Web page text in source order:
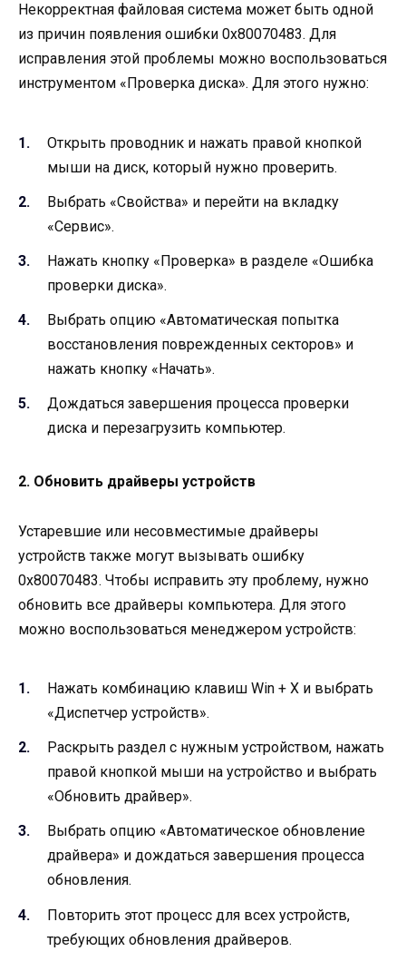
Некорректная файловая система может быть одной
из причин появления ошибки 0x80070483. Для
исправления этой проблемы можно воспользоваться
инструментом «Проверка диска». Для этого нужно:
Открыть проводник и нажать правой кнопкой
мыши на диск, который нужно проверить.
Выбрать «Свойства» и перейти на вкладку
«Сервис».
Нажать кнопку «Проверка» в разделе «Ошибка
проверки диска».
Выбрать опцию «Автоматическая попытка
восстановления поврежденных секторов» и
нажать кнопку «Начать».
Дождаться завершения процесса проверки
диска и перезагрузить компьютер.
2. Обновить драйверы устройств
Устаревшие или несовместимые драйверы
устройств также могут вызывать ошибку
0x80070483. Чтобы исправить эту проблему, нужно
обновить все драйверы компьютера. Для этого
можно воспользоваться менеджером устройств:
Нажать комбинацию клавиш Win + X и выбрать
«Диспетчер устройств».
Раскрыть раздел с нужным устройством, нажать
правой кнопкой мыши на устройство и выбрать
«Обновить драйвер».
Выбрать опцию «Автоматическое обновление
драйвера» и дождаться завершения процесса
обновления.
Повторить этот процесс для всех устройств,
требующих обновления драйверов.